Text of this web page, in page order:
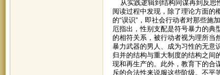
从实践逻辑到结构同谋再到反思
阅读过程中发现，除了理论方面的
的“误识”，即社会行动者对那些施
厄指出，性别支配是符号暴力的典
的相符关系，被行动者视为理所当
暴力武器的男人、成为习性的无意
归并的结构与重大制度的结构之间
现和再生产的。此外，教育下的合
斥的合法性来说服这些阶级。不平